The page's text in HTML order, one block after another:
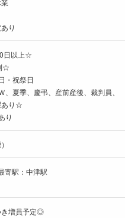
り
日以上☆
☆
・祝祭日
、夏季、慶弔、産前産後、裁判員、
あり☆
り
寄駅：中津駅
増員予定◎